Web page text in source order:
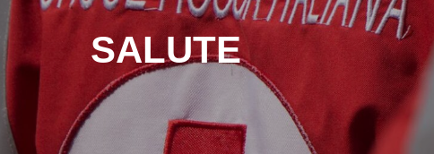
SALUTE